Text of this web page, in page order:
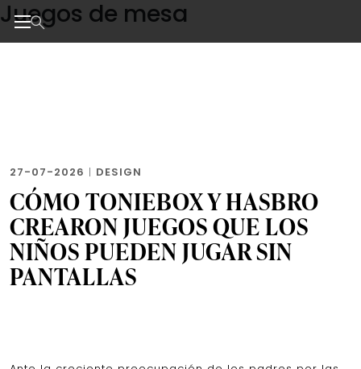
Skip
to
the
Juegos de mesa
27-07-2026 | DESIGN
CÓMO TONIEBOX Y HASBRO
CREARON JUEGOS QUE LOS
NIÑOS PUEDEN JUGAR SIN
PANTALLAS